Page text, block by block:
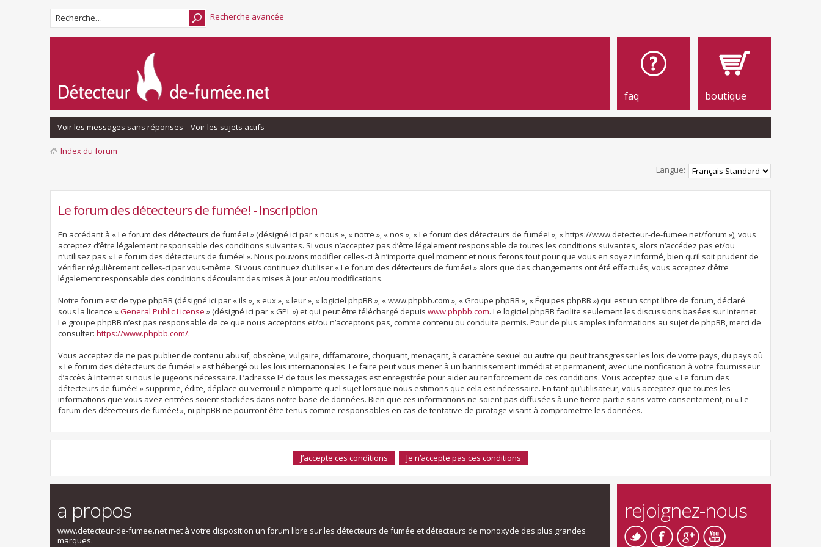
Recherche avancée
faq boutique
Voir les messages sans réponses Voir les sujets actifs
Index du forum
Langue:
Le forum des détecteurs de fumée! - Inscription
En accédant à « Le forum des détecteurs de fumée! » (désigné ici par « nous », « notre », « nos », « Le forum des détecteurs de fumée! », « https://www.detecteur-de-fumee.net/forum »), vous
acceptez d’être légalement responsable des conditions suivantes. Si vous n’acceptez pas d’être légalement responsable de toutes les conditions suivantes, alors n’accédez pas et/ou
n’utilisez pas « Le forum des détecteurs de fumée! ». Nous pouvons modifier celles-ci à n’importe quel moment et nous ferons tout pour que vous en soyez informé, bien qu’il soit prudent de
vérifier régulièrement celles-ci par vous-même. Si vous continuez d’utiliser « Le forum des détecteurs de fumée! » alors que des changements ont été effectués, vous acceptez d’être
légalement responsable des conditions découlant des mises à jour et/ou modifications.
Notre forum est de type phpBB (désigné ici par « ils », « eux », « leur », « logiciel phpBB », « www.phpbb.com », « Groupe phpBB », « Équipes phpBB ») qui est un script libre de forum, déclaré
sous la licence «General Public License » (désigné ici par « GPL ») et qui peut être téléchargé depuis www.phpbb.com. Le logiciel phpBB facilite seulement les discussions basées sur Internet.
Le groupe phpBB n’est pas responsable de ce que nous acceptons et/ou n’acceptons pas, comme contenu ou conduite permis. Pour de plus amples informations au sujet de phpBB, merci de
consulter: https://www.phpbb.com/.
Vous acceptez de ne pas publier de contenu abusif, obscène, vulgaire, diffamatoire, choquant, menaçant, à caractère sexuel ou autre qui peut transgresser les lois de votre pays, du pays où
« Le forum des détecteurs de fumée! » est hébergé ou les lois internationales. Le faire peut vous mener à un bannissement immédiat et permanent, avec une notification à votre fournisseur
d’accès à Internet si nous le jugeons nécessaire. L’adresse IP de tous les messages est enregistrée pour aider au renforcement de ces conditions. Vous acceptez que « Le forum des
détecteurs de fumée! » supprime, édite, déplace ou verrouille n’importe quel sujet lorsque nous estimons que cela est nécessaire. En tant qu’utilisateur, vous acceptez que toutes les
informations que vous avez entrées soient stockées dans notre base de données. Bien que ces informations ne soient pas diffusées à une tierce partie sans votre consentement, ni « Le
forum des détecteurs de fumée! », ni phpBB ne pourront être tenus comme responsables en cas de tentative de piratage visant à compromettre les données.
a propos
www.detecteur-de-fumee.net met à votre disposition un forum libre sur les détecteurs de fumée et détecteurs de monoxyde des plus grandes
marques.
rejoignez-nous